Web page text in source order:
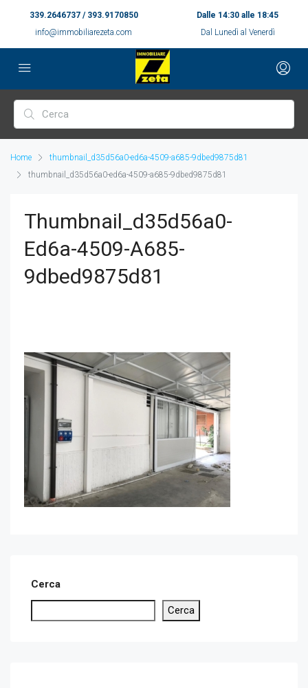
339.2646737 / 393.9170850
info@immobiliarezeta.com
Dalle 14:30 alle 18:45
Dal Lunedì al Venerdì
Home
thumbnail_d35d56a0-ed6a-4509-a685-9dbed9875d81
thumbnail_d35d56a0-ed6a-4509-a685-9dbed9875d81
Thumbnail_d35d56a0-
Ed6a-4509-A685-
9dbed9875d81
Cerca
Cerca